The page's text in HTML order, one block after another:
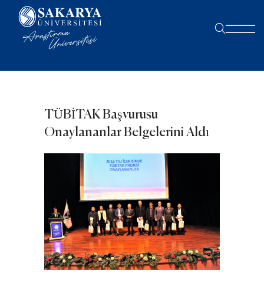
TÜBİTAK Başvurusu
Onaylananlar Belgelerini Aldı